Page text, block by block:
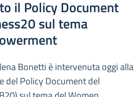
il Policy Document
sul tema
Bonetti è intervenuta oggi alla
del Policy Document del